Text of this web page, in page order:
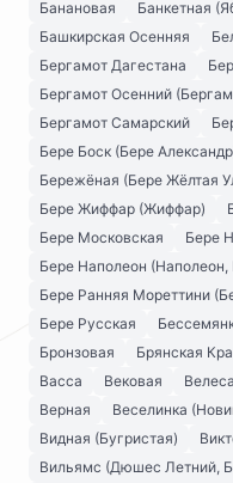
Банановая Банкетная
Башкирская Осенняя
Бергамот Дагестана
Бергамот Осенний
Бергамот Самарский
Бере Боск (Бере
Бережёная (Бере Жёлтая
Бере Жиффар (Жиффар)
Бере Московская
Бере
Бере Наполеон (Наполеон,
Бере Ранняя Мореттини
Бере Русская
Бронзовая
Брянская
Васса
Вековая
Верная
Веселинка
Видная (Бугристая)
Вильямс (Дюшес Летний,